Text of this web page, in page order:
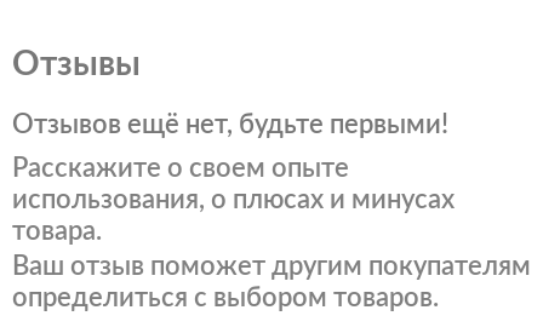
Отзывы
Отзывов ещё нет, будьте первыми!
Расскажите о своем опыте
использования, о плюсах и минусах
товара.
Ваш отзыв поможет другим покупателям
определиться с выбором товаров.